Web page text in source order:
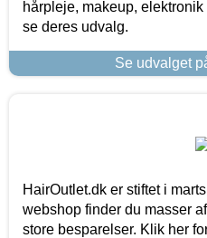
hårpleje, makeup,
se deres udvalg.
Se udvalget
HairOutlet.dk er stiftet i
webshop finder du masser
store besparelser. Klik her